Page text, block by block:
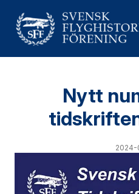
Nytt
2024-